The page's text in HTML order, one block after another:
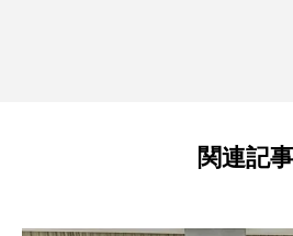
関連記事